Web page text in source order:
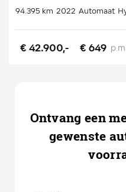
94.395 km 2022 Automaat
€ 42.900,- € 649 p.m.
Ontvang een
gewenste